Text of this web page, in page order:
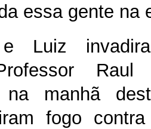
essa gente na
e Luiz
na manhã
fogo contra